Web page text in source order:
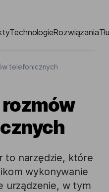
TechnologieRozwiązania
telefonicznych
rozmów
to narzędzie, które
wykonywanie
urządzenie, w tym